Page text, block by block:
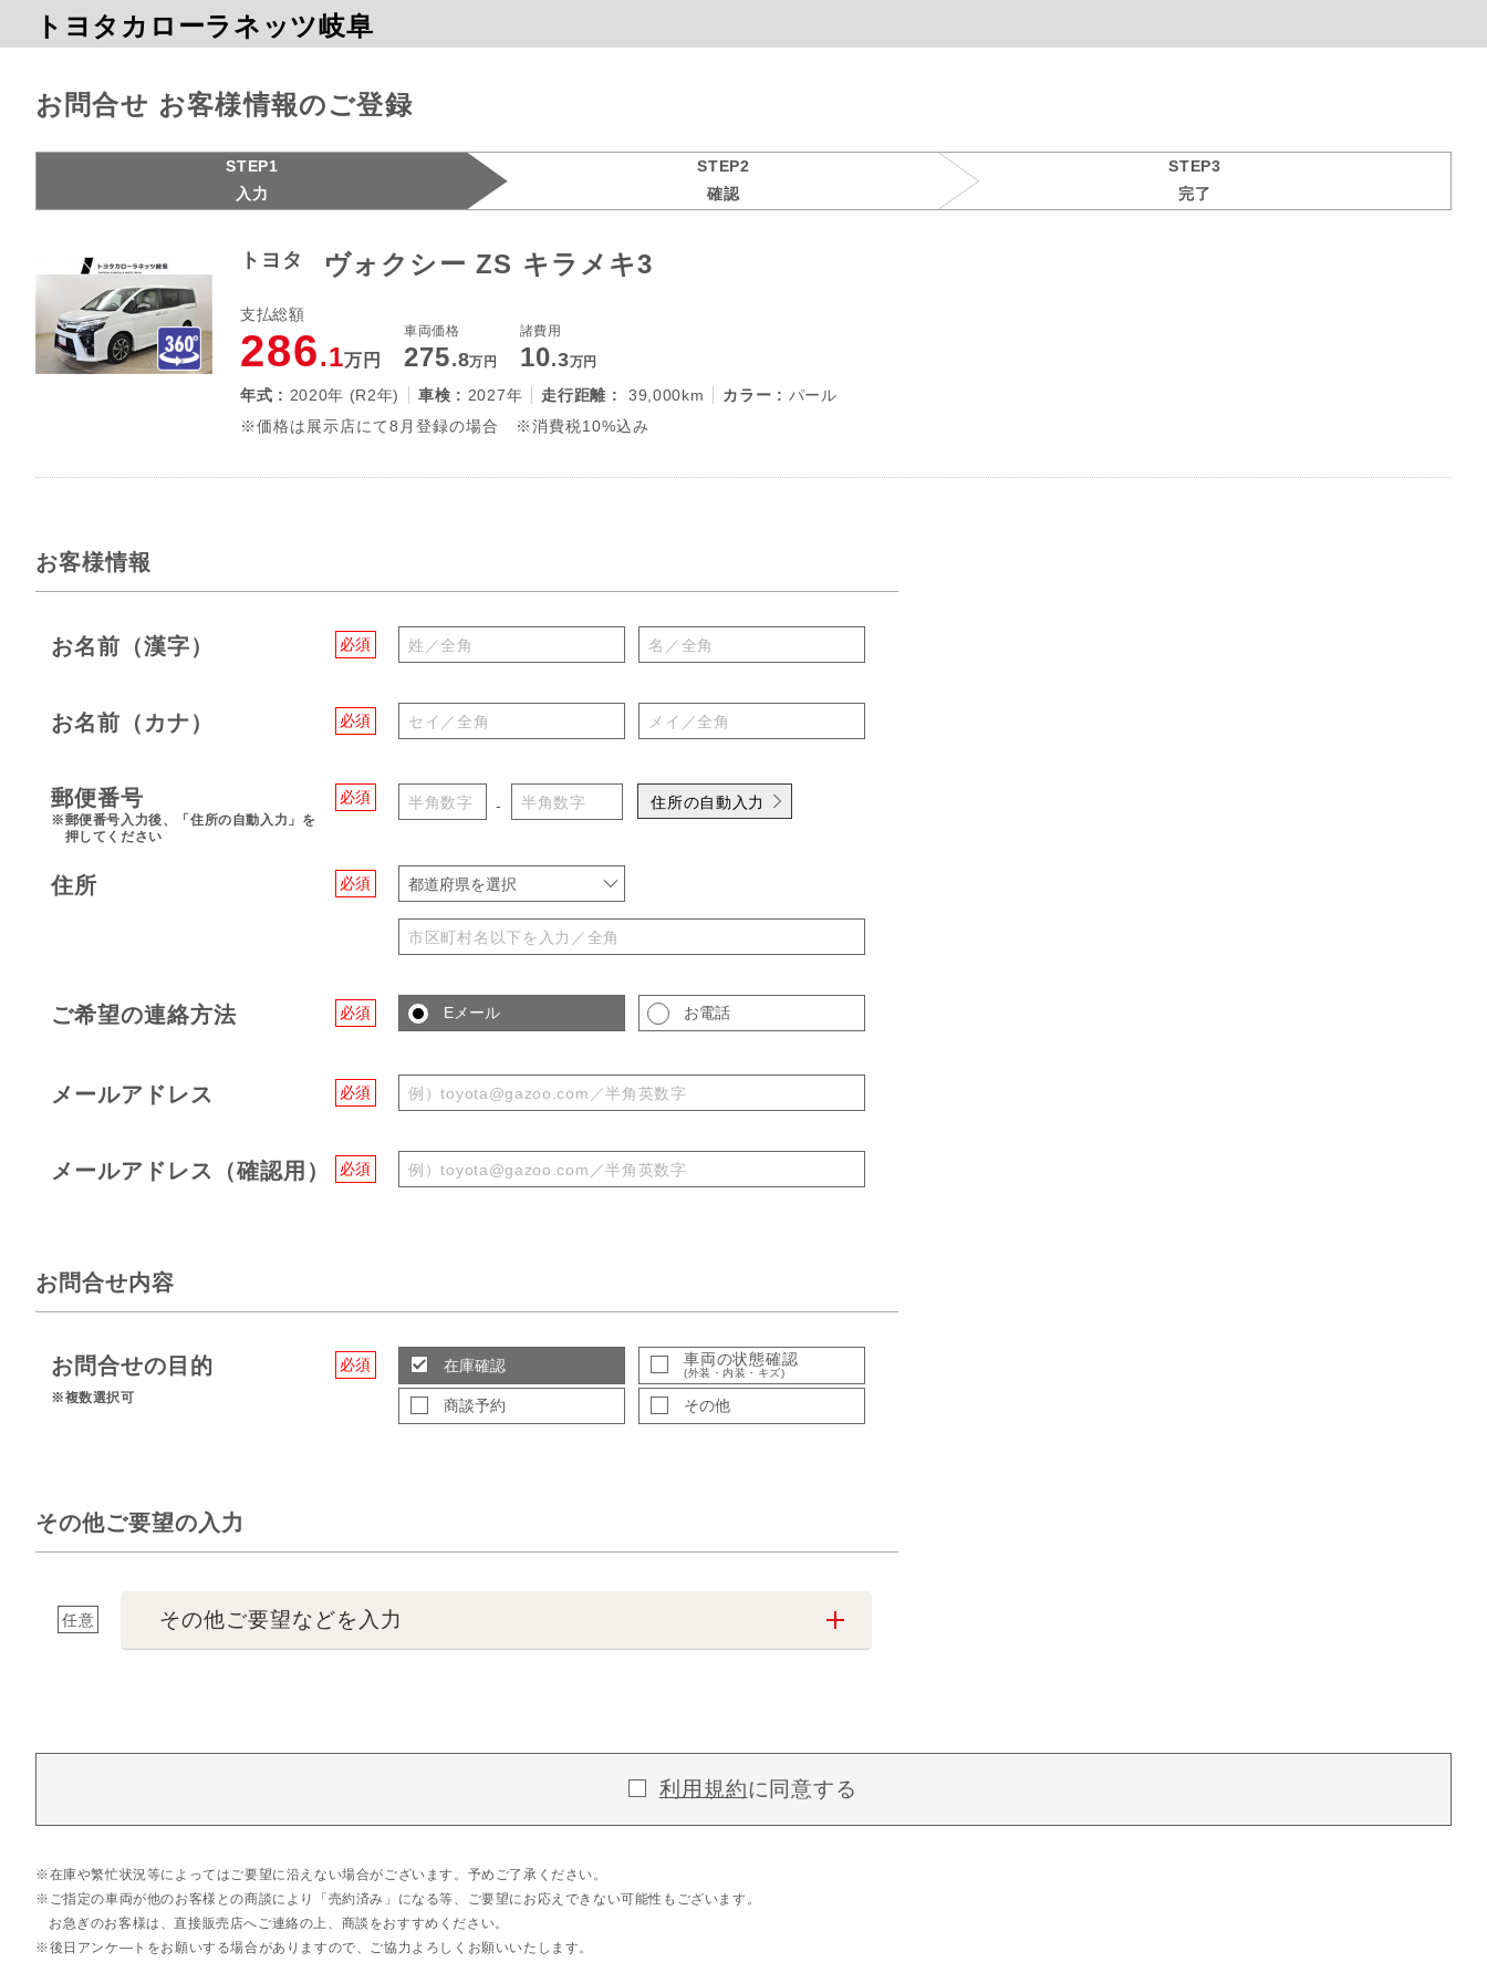
トヨタカローラネッツ岐阜
お問合せ お客様情報のご登録
STEP1
入力
STEP2
確認
STEP3
完了
トヨタ ヴォクシー ZS キラメキ3
支払総額
286.1万円
車両価格
275.8万円
諸費用
10.3万円
年式 : 2020年 (R2年) 車検 : 2027年 走行距離 : 39,000km カラー : パール
※価格は展示店にて8月登録の場合 ※消費税10%込み
お客様情報
必須
お名前（漢字）
必須
お名前（カナ）
必須
郵便番号
※郵便番号入力後、「住所の自動入力」を
押してください
- 住所の自動入力
必須
住所 都道府県を選択
必須
ご希望の連絡方法 Eメール お電話
必須
メールアドレス
必須
メールアドレス（確認用）
お問合せ内容
必須
お問合せの目的
※複数選択可
在庫確認 車両の状態確認
(外装・内装・キズ)
商談予約 その他
その他ご要望の入力
任意 その他ご要望などを入力
利用規約に同意する
在庫や繁忙状況等によってはご要望に沿えない場合がございます。予めご了承ください。
ご指定の車両が他のお客様との商談により「売約済み」になる等、ご要望にお応えできない可能性もございます。
お急ぎのお客様は、直接販売店へご連絡の上、商談をおすすめください。
後日アンケ―トをお願いする場合がありますので、ご協力よろしくお願いいたします。